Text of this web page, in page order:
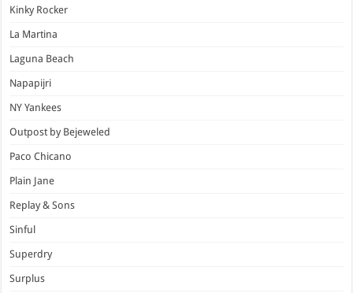
Kinky Rocker
La Martina
Laguna Beach
Napapijri
NY Yankees
Outpost by Bejeweled
Paco Chicano
Plain Jane
Replay & Sons
Sinful
Superdry
Surplus